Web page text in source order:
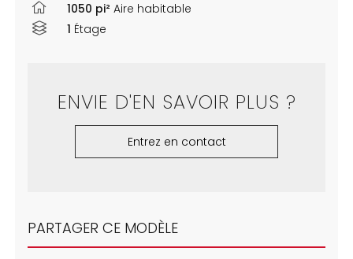
1050 pi² Aire habitable
1 Étage
ENVIE D'EN SAVOIR PLUS ?
Entrez en contact
PARTAGER CE MODÈLE